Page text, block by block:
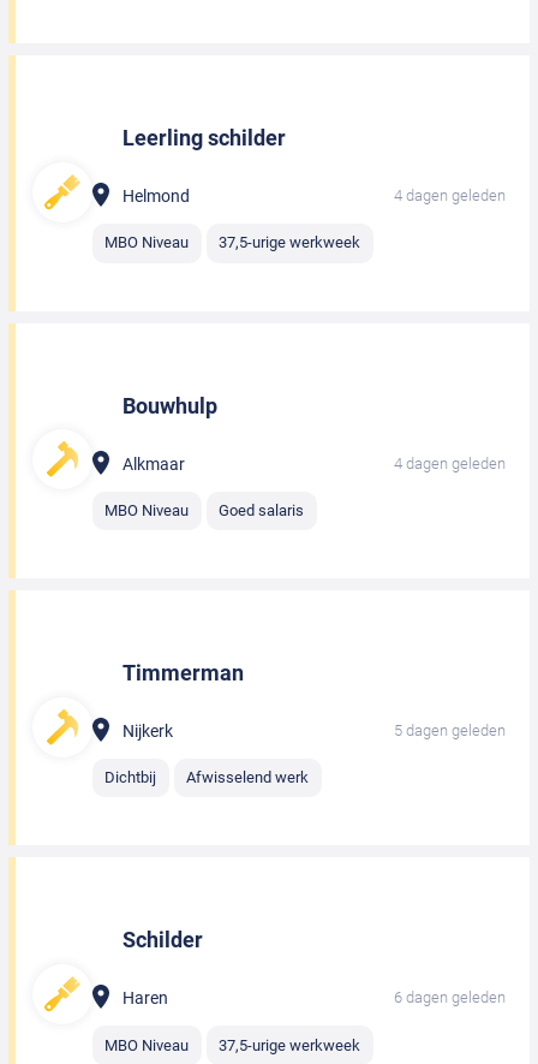
Leerling schilder
Helmond 4 dagen geleden
MBO Niveau 37,5-urige werkweek
Bouwhulp
Alkmaar 4 dagen geleden
MBO Niveau Goed salaris
Timmerman
Nijkerk 5 dagen geleden
Dichtbij Afwisselend werk
Schilder
Haren 6 dagen geleden
MBO Niveau 37,5-urige werkweek